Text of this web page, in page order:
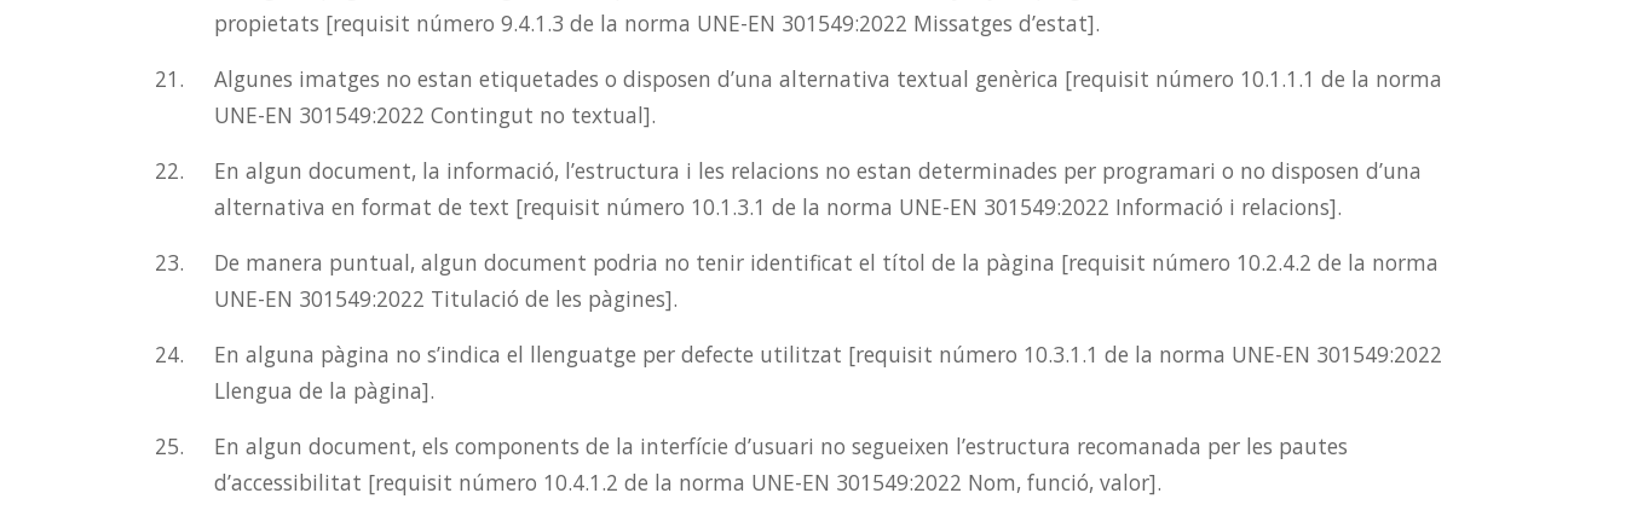
propietats [requisit número 9.4.1.3 de la norma UNE-EN 301549:2022 Missatges d’estat].
Algunes imatges no estan etiquetades o disposen d’una alternativa textual genèrica [requisit número 10.1.1.1 de la norma
UNE-EN 301549:2022 Contingut no textual].
En algun document, la informació, l’estructura i les relacions no estan determinades per programari o no disposen d’una
alternativa en format de text [requisit número 10.1.3.1 de la norma UNE-EN 301549:2022 Informació i relacions].
De manera puntual, algun document podria no tenir identificat el títol de la pàgina [requisit número 10.2.4.2 de la norma
UNE-EN 301549:2022 Titulació de les pàgines].
En alguna pàgina no s’indica el llenguatge per defecte utilitzat [requisit número 10.3.1.1 de la norma UNE-EN 301549:2022
Llengua de la pàgina].
En algun document, els components de la interfície d’usuari no segueixen l’estructura recomanada per les pautes
d’accessibilitat [requisit número 10.4.1.2 de la norma UNE-EN 301549:2022 Nom, funció, valor].